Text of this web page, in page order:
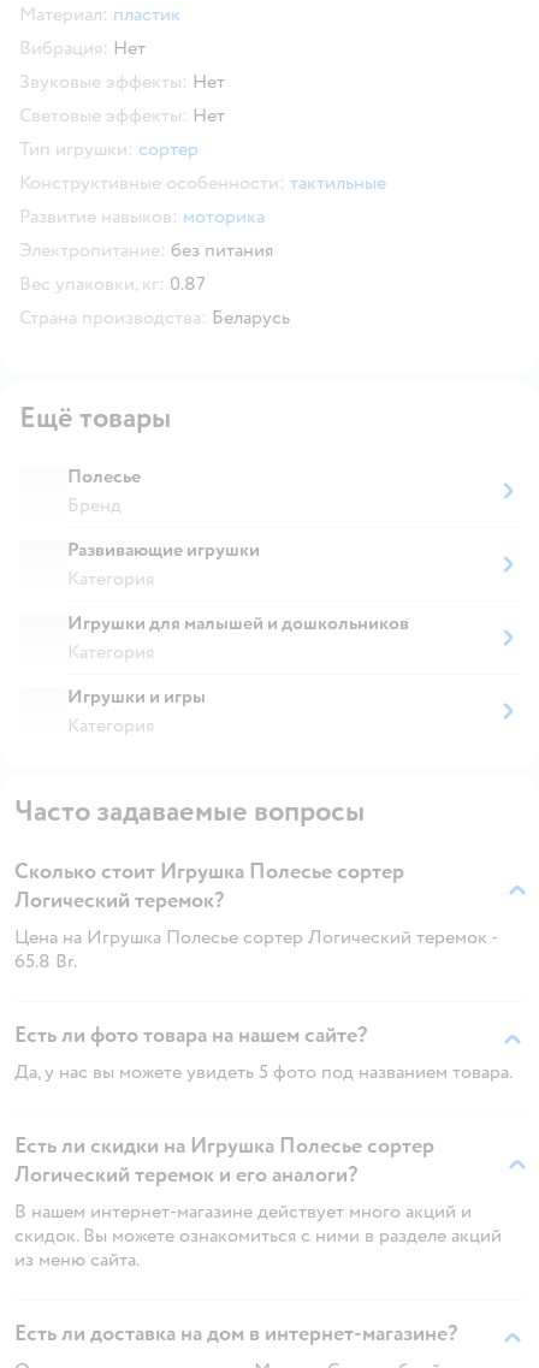
Материал: пластик
Вибрация: Нет
Звуковые эффекты: Нет
Световые эффекты: Нет
Тип игрушки: сортер
Конструктивные особенности: тактильные
Развитие навыков: моторика
Электропитание: без питания
Вес упаковки, кг: 0.87
Страна производства: Беларусь
Ещё товары
Полесье
Бренд
Развивающие игрушки
Категория
Игрушки для малышей и дошкольников
Категория
Игрушки и игры
Категория
Часто задаваемые вопросы
Сколько стоит Игрушка Полесье сортер
Логический теремок?
Цена на Игрушка Полесье сортер Логический теремок -
65.8 Br.
Есть ли фото товара на нашем сайте?
Да, у нас вы можете увидеть 5 фото под названием товара.
Есть ли скидки на Игрушка Полесье сортер
Логический теремок и его аналоги?
В нашем интернет-магазине действует много акций и
скидок. Вы можете ознакомиться с ними в разделе акций
из меню сайта.
Есть ли доставка на дом в интернет-магазине?